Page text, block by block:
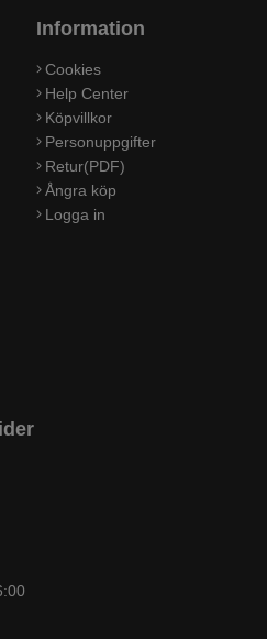
Information
Cookies
Help Center
Köpvillkor
Personuppgifter
Retur(PDF)
Ångra köp
Logga in